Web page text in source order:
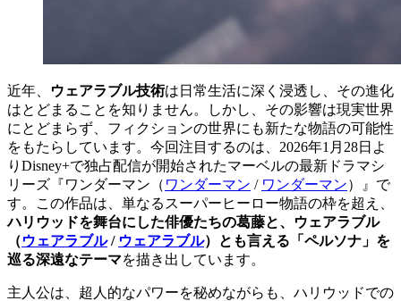
近年、 ウェアラブル技術は日常生活に深く浸透し、その進化
はとどまることを知りません。しかし、その影響は現実世界
にとどまらず、フィクションの世界にも新たな物語の可能性
をもたらしています。今回注目するのは、2026年1月28日よ
りDisney+で独占配信が開始されたマーベルの最新ドラマシ
リーズ『ワンダーマン（ ワンダーマン / ワンダーマン）
』で
す。この作品は、単なるスーパーヒーロー物語の枠を超え、
ハリウッドを舞台にした俳優たちの葛藤と、
ウェアラブル
（ウェアラブル/ ウェアラブル）
とも言える「ペルソナ」を
巡る深遠なテーマを描き出しています。
主人公は、超人的なパワーを秘めながらも、ハリウッドでの